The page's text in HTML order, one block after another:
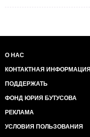
О НАС
КОНТАКТНАЯ ИНФОРМАЦИЯ
ПОДДЕРЖАТЬ
ФОНД ЮРИЯ БУТУСОВА
РЕКЛАМА
УСЛОВИЯ ПОЛЬЗОВАНИЯ